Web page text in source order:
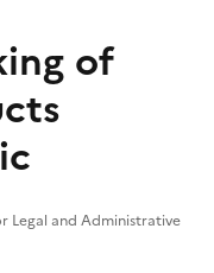
of
Legal and Administrative